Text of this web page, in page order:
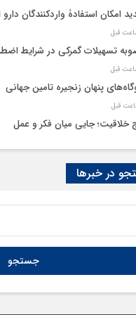
امکان استفادۀ واردکنندگان دارو
تسهیلات گمرکی در شرایط
پنهان زنجیره تامین جهانی
خلاقیت؛ جایی میان فکر و عمل
حلقه پیوند میدان اقتصاد و
در خبرها